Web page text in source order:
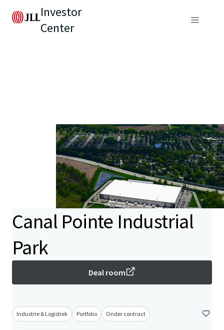
Investor
Center
Canal Pointe Industrial
Park
Deal room
Industrie & Logistiek Portfolio Onder contract